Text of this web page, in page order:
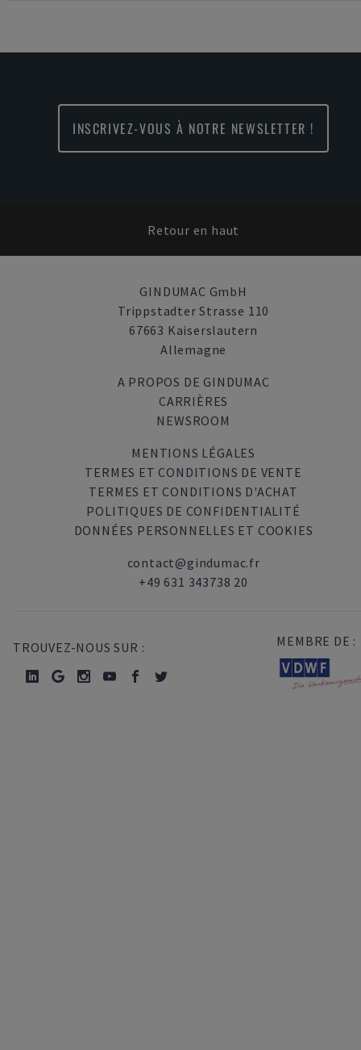
INSCRIVEZ-VOUS À NOTRE NEWSLETTER !
Retour en haut
GINDUMAC GmbH
Trippstadter Strasse 110
67663 Kaiserslautern
Allemagne
A PROPOS DE GINDUMAC
CARRIÈRES
NEWSROOM
MENTIONS LÉGALES
TERMES ET CONDITIONS DE VENTE
TERMES ET CONDITIONS D'ACHAT
POLITIQUES DE CONFIDENTIALITÉ
DONNÉES PERSONNELLES ET COOKIES
contact@gindumac.fr
+49 631 343738 20
TROUVEZ-NOUS SUR : MEMBRE DE :